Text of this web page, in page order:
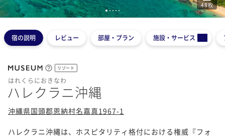
48枚
12345
宿の説明 レビュー 部屋・プラン 施設・サービス
リゾート
はれくらにおきなわ
ハレクラニ沖縄
沖縄県国頭郡恩納村名嘉真1967-1
ハレクラニ沖縄は、ホスピタリティ格付における権威『フォ